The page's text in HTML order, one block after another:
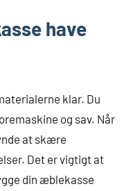
have
klar. Du
og sav. Når
at skære
Det er vigtigt at
din æblekasse